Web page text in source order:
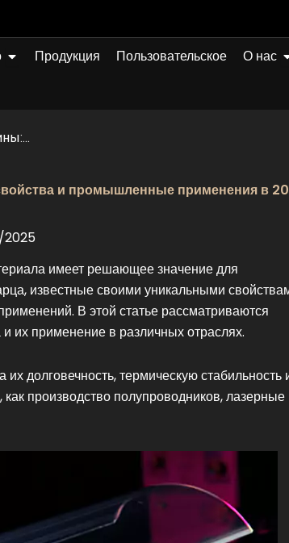
Открыто Quartz Glass
Продукция Пользовательское О нас
и промышленные применения в
2025
имеет решающее значение для
известные своими уникальными
В этой статье рассматриваются
их применение в различных отраслях.
долговечность, термическую стабильность
производство полупроводников, лазерные